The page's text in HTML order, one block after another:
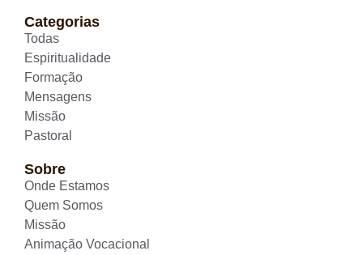
Categorias
Todas
Espiritualidade
Formação
Mensagens
Missão
Pastoral
Sobre
Onde Estamos
Quem Somos
Missão
Animação Vocacional